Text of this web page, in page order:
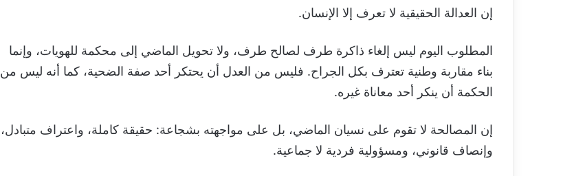
إن العدالة الحقيقية لا تعرف إلا الإنسان.
المطلوب اليوم ليس إلغاء ذاكرة طرف لصالح طرف، ولا تحويل الماضي إلى محكمة للهويات، وإنما
بناء مقاربة وطنية تعترف بكل الجراح. فليس من العدل أن يحتكر أحد صفة الضحية، كما أنه ليس من
الحكمة أن ينكر أحد معاناة غيره.
إن المصالحة لا تقوم على نسيان الماضي، بل على مواجهته بشجاعة: حقيقة كاملة، واعتراف متبادل،
وإنصاف قانوني، ومسؤولية فردية لا جماعية.